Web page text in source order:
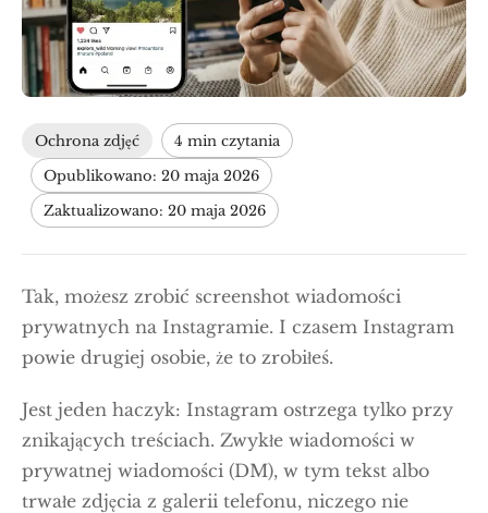
Ochrona zdjęć
4 min czytania
Opublikowano: 20 maja 2026
Zaktualizowano: 20 maja 2026
Tak, możesz zrobić screenshot wiadomości
prywatnych na Instagramie. I czasem Instagram
powie drugiej osobie, że to zrobiłeś.
Jest jeden haczyk: Instagram ostrzega tylko przy
znikających treściach. Zwykłe wiadomości w
prywatnej wiadomości (DM), w tym tekst albo
trwałe zdjęcia z galerii telefonu, niczego nie